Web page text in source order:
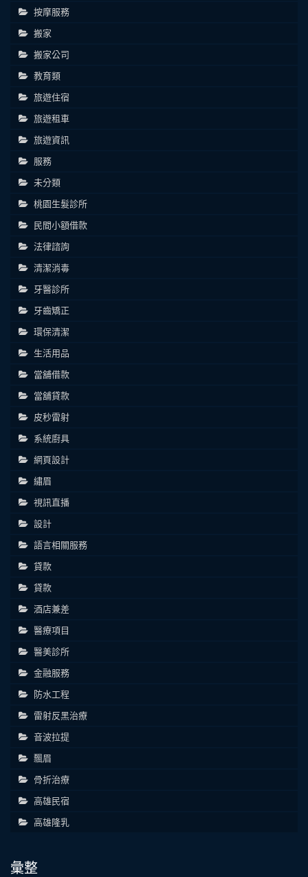
按摩服務
搬家
搬家公司
教育類
旅遊住宿
旅遊租車
旅遊資訊
服務
未分類
桃園生髮診所
民間小額借款
法律諮詢
清潔消毒
牙醫診所
牙齒矯正
環保清潔
生活用品
當舖借款
當舖貸款
皮秒雷射
系統廚具
網頁設計
繡眉
視訊直播
設計
語言相關服務
貸款
貸款
酒店兼差
醫療項目
醫美診所
金融服務
防水工程
雷射反黑治療
音波拉提
飄眉
骨折治療
高雄民宿
高雄隆乳
彙整